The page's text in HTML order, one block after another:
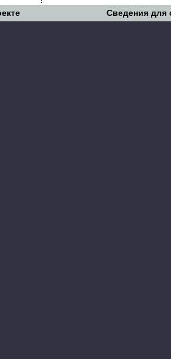
Сведения для